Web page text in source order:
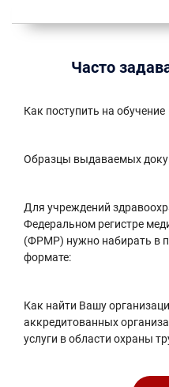
Часто
Как поступить на обучение
Образцы выдаваемых
Для учреждений
Федеральном регистре
(ФРМР) нужно набирать в
формате:
Как найти Вашу
аккредитованных
услуги в области охраны